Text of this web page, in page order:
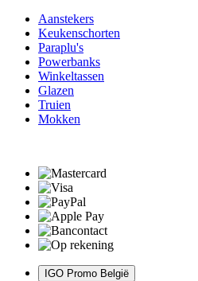
Aanstekers
Keukenschorten
Paraplu's
Powerbanks
Winkeltassen
Glazen
Truien
Mokken
IGO Promo België